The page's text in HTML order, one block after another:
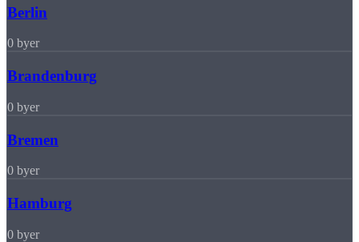
Berlin
0 byer
Brandenburg
0 byer
Bremen
0 byer
Hamburg
0 byer